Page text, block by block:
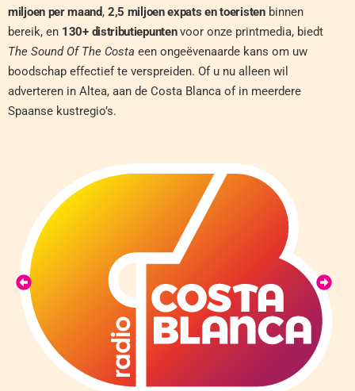
miljoen per maand, 2,5 miljoen expats en toeristenbinnen
bereik, en 130+ distributiepuntenvoor onze printmedia, biedt
The Sound Of The Costa een ongeëvenaarde kans om uw
boodschap effectief te verspreiden. Of u nu alleen wil
adverteren in Altea, aan de Costa Blanca of in meerdere
Spaanse kustregio’s.